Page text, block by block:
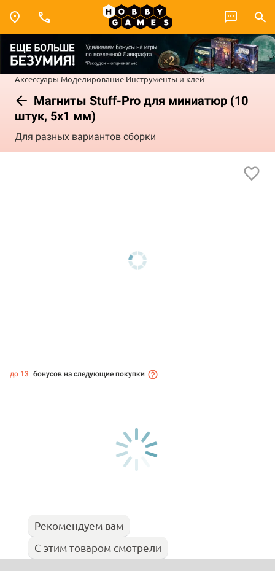
Аксессуары Моделирование Инструменты и клей
Магниты Stuff-Pro для миниатюр (10
штук, 5x1 мм)
Для разных вариантов сборки
до 13 бонусов на следующие покупки
Рекомендуем вам
С этим товаром смотрели